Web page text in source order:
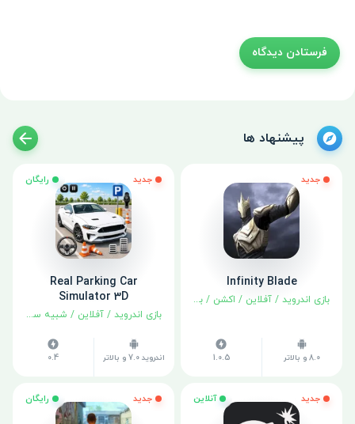
پیشنهاد ها
جدید
Infinity Blade
بازی اندروید / آفلاین / اکشن / بهترین‌ها نقش آفرینی
8.0 و بالاتر 1.0.5
جدید رایگان
Real Parking Car
Simulator 3D
بازی اندروید / آفلاین / شبیه سازی
اندروید 7.0 و بالاتر 0.4
جدید آنلاین جدید رایگان